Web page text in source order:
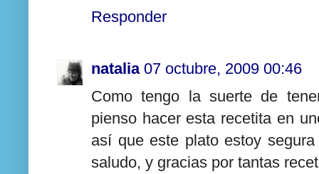
Responder
natalia 07 octubre, 2009 00:46
Como tengo la suerte de
pienso hacer esta recetita en
así que este plato estoy
saludo, y gracias por tantas